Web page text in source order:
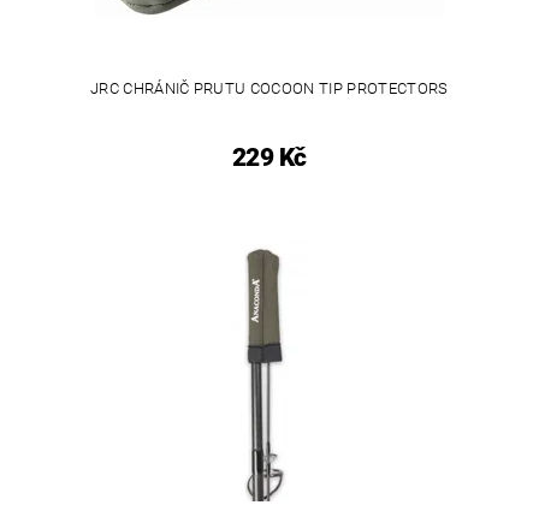
JRC CHRÁNIČ PRUTU COCOON TIP PROTECTORS
229 Kč